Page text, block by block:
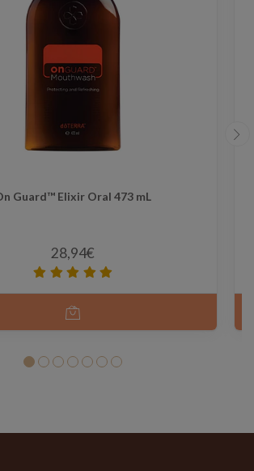
Guard™ Elixir Oral 473 mL
28,94€